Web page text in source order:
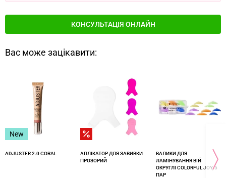
КОНСУЛЬТАЦІЯ ОНЛАЙН
Вас може зацікавити:
New
ADJUSTER 2.0 CORAL
АПЛІКАТОР ДЛЯ ЗАВИВКИ
ПРОЗОРИЙ
ВАЛИКИ ДЛЯ
ЛАМІНУВАННЯ ВІЙ
ОКРУГЛІ COLORFUL JOY, 5
ПАР